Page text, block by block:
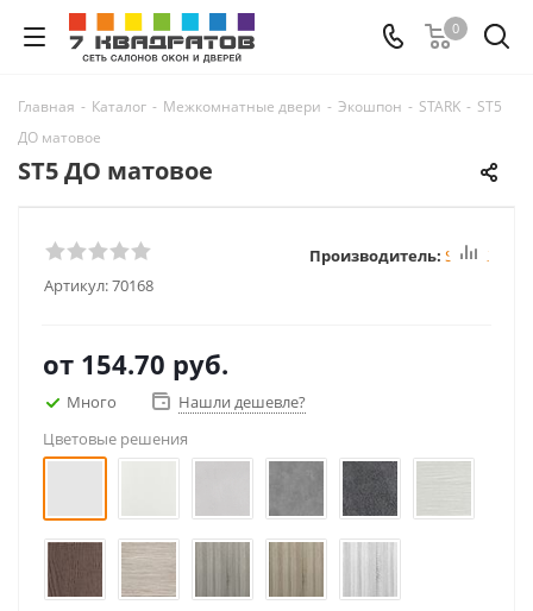
0
Главная - Каталог - Межкомнатные двери - Экошпон - STARK - ST5
ДО матовое
ST5 ДО матовое
Артикул:70168
Производитель: STARK
от 154.70 руб.
Много
Нашли дешевле?
Цветовые решения